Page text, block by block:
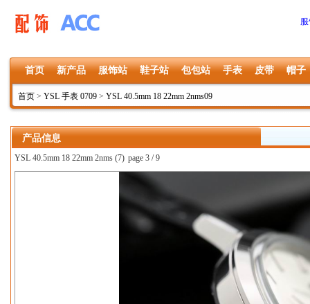
首页 新产品 服饰站 鞋子站 包包站 手表 皮带 帽子
首页 > YSL 手表 0709 > YSL 40.5mm 18 22mm 2nms09
产品信息
YSL 40.5mm 18 22mm 2nms (7) page 3 / 9